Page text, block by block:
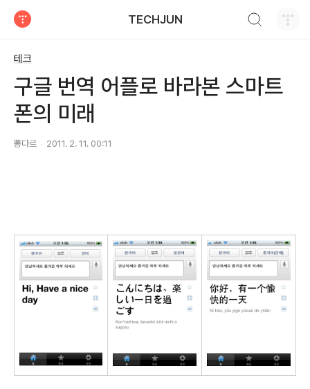
TECHJUN
테크
구글 번역 어플로 바라본 스마트
폰의 미래
뽕다르 2011. 2. 11. 00:11